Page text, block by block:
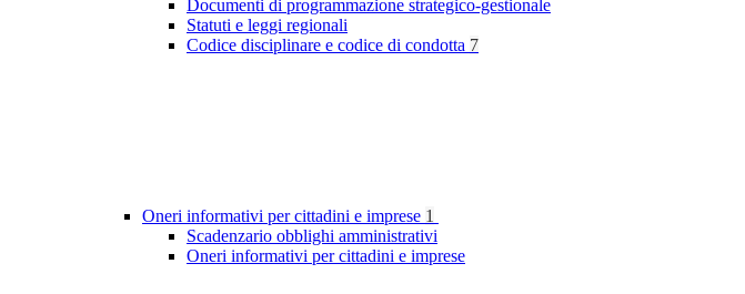
Documenti di programmazione strategico-gestionale
Statuti e leggi regionali
Codice disciplinare e codice di condotta 7
Oneri informativi per cittadini e imprese 1
Scadenzario obblighi amministrativi
Oneri informativi per cittadini e imprese